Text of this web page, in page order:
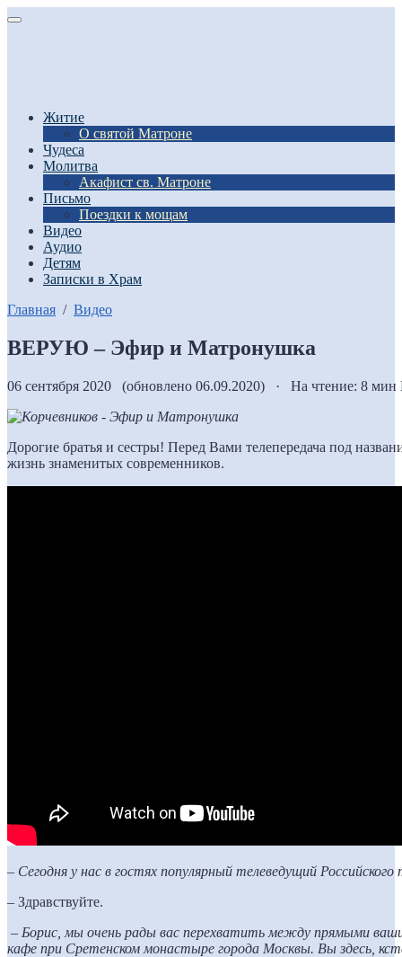
Житие
О святой Матроне
Чудеса
Молитва
Акафист св. Матроне
Письмо
Поездки к мощам
Видео
Аудио
Детям
Записки в Храм
Главная / Видео
ВЕРУЮ – Эфир и Матронушка
06 сентября 2020 (обновлено 06.09.2020) · На чтение: 8 мин
Дорогие братья и сестры! Перед Вами телепередача под
жизнь знаменитых современников.
– Сегодня у нас в гостях популярный телеведущий Российского
– Здравствуйте.
– Борис, мы очень рады вас перехватить между прямыми
кафе при Сретенском монастыре города Москвы. Вы здесь,